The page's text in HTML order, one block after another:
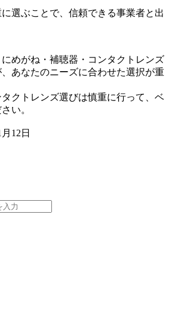
選ぶことで、信頼できる事業者と出
めがね・補聴器・コンタクトレンズ
あなたのニーズに合わせた選択が重
クトレンズ選びは慎重に行って、ベ
い。
12日